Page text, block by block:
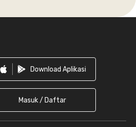
Download Aplikasi
Masuk / Daftar